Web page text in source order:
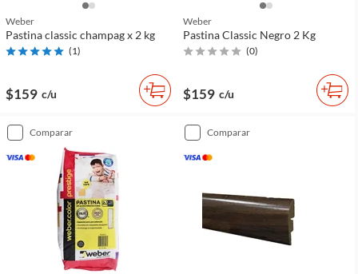
Weber
Pastina classic champag x 2 kg
(1)
$159 c/u
Weber
Pastina Classic Negro 2 Kg
(0)
$159 c/u
comparar comparar